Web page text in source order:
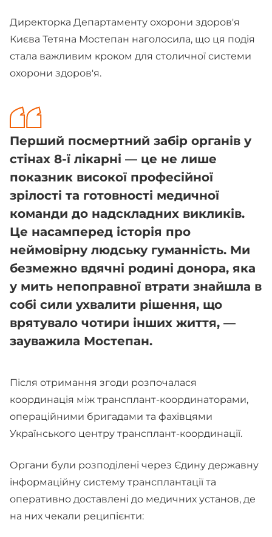
Директорка Департаменту охорони здоров'я
Києва Тетяна Мостепан наголосила, що ця подія
стала важливим кроком для столичної системи
охорони здоров'я.
Перший посмертний забір органів у
стінах 8-ї лікарні — це не лише
показник високої професійної
зрілості та готовності медичної
команди до надскладних викликів.
Це насамперед історія про
неймовірну людську гуманність. Ми
безмежно вдячні родині донора, яка
у мить непоправної втрати знайшла в
собі сили ухвалити рішення, що
врятувало чотири інших життя, —
зауважила Мостепан.
Після отримання згоди розпочалася
координація між трансплант-координаторами,
операційними бригадами та фахівцями
Українського центру трансплант-координації.
Органи були розподілені через Єдину державну
інформаційну систему трансплантації та
оперативно доставлені до медичних установ, де
на них чекали реципієнти: